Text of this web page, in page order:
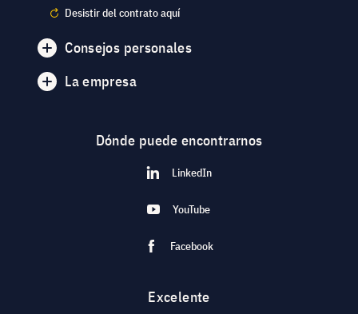
Desistir del contrato aquí
Consejos personales
La empresa
Dónde puede encontrarnos
LinkedIn
YouTube
Facebook
Excelente